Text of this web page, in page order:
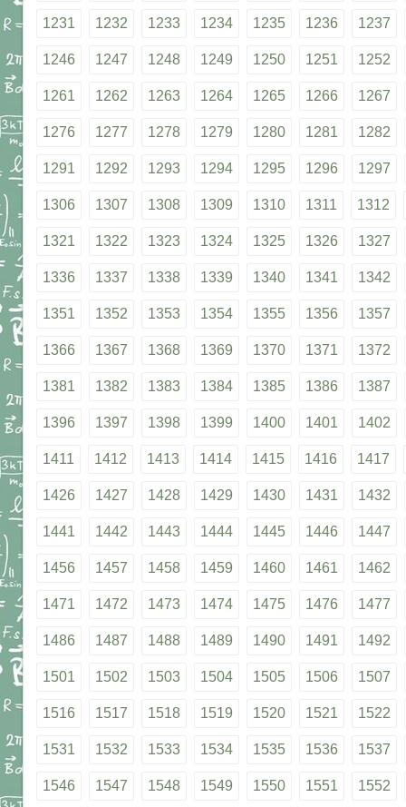
1231 1232 1233 1234 1235 1236 1237
1246 1247 1248 1249 1250 1251 1252
1261 1262 1263 1264 1265 1266 1267
1276 1277 1278 1279 1280 1281 1282
1291 1292 1293 1294 1295 1296 1297
1306 1307 1308 1309 1310 1311 1312
1321 1322 1323 1324 1325 1326 1327
1336 1337 1338 1339 1340 1341 1342
1351 1352 1353 1354 1355 1356 1357
1366 1367 1368 1369 1370 1371 1372
1381 1382 1383 1384 1385 1386 1387
1396 1397 1398 1399 1400 1401 1402
1411 1412 1413 1414 1415 1416 1417
1426 1427 1428 1429 1430 1431 1432
1441 1442 1443 1444 1445 1446 1447
1456 1457 1458 1459 1460 1461 1462
1471 1472 1473 1474 1475 1476 1477
1486 1487 1488 1489 1490 1491 1492
1501 1502 1503 1504 1505 1506 1507
1516 1517 1518 1519 1520 1521 1522
1531 1532 1533 1534 1535 1536 1537
1546 1547 1548 1549 1550 1551 1552